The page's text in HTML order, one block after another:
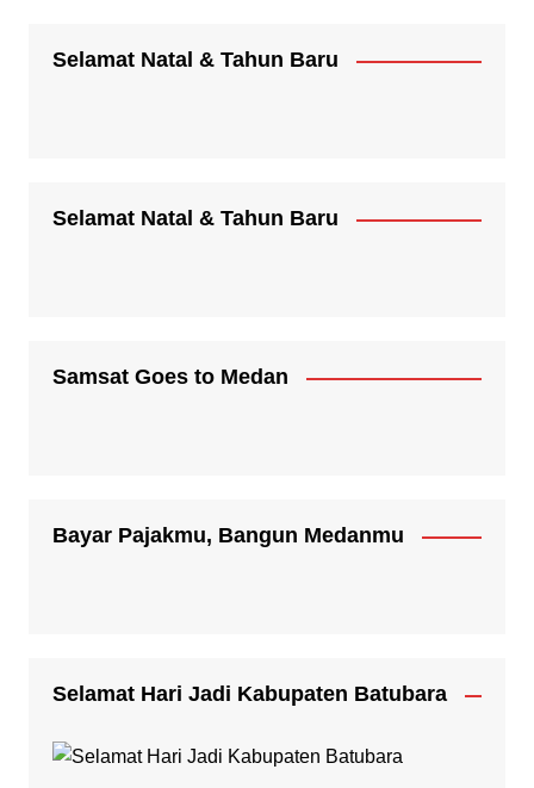
Selamat Natal & Tahun Baru
Selamat Natal & Tahun Baru
Samsat Goes to Medan
Bayar Pajakmu, Bangun Medanmu
Selamat Hari Jadi Kabupaten Batubara